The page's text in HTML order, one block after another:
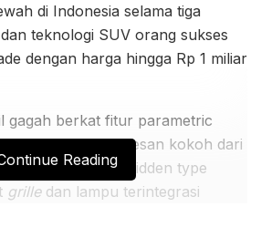
di Indonesia selama tiga
teknologi SUV orang sukses
dengan harga hingga Rp 1 miliar
gagah berkat fitur parametric
mempertegas kesan kokoh dari
juga parametric hidden type
grilledan lampu terintegrasi
Reading